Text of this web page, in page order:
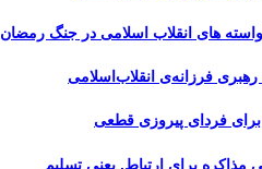
های انقلاب اسلامی در جنگ رمضان
فرزانه‌ی انقلاب‌اسلامی
برای فردای پیروزی قطعی
مذاکره برای ارتباط. یعنی تسلیم